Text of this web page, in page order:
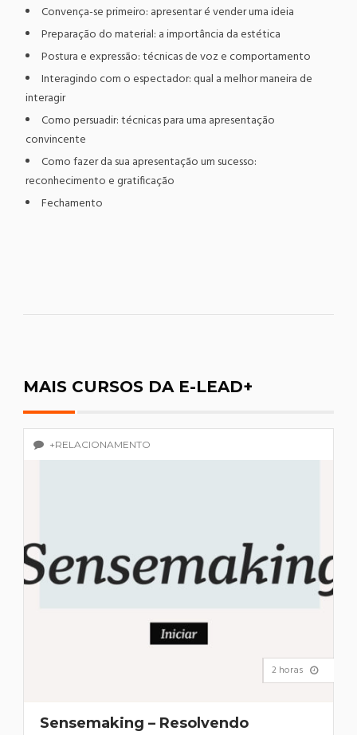
Convença-se primeiro: apresentar é vender uma ideia
Preparação do material: a importância da estética
Postura e expressão: técnicas de voz e comportamento
Interagindo com o espectador: qual a melhor maneira de
interagir
Como persuadir: técnicas para uma apresentação
convincente
Como fazer da sua apresentação um sucesso:
reconhecimento e gratificação
Fechamento
MAIS CURSOS DA E-LEAD+
+RELACIONAMENTO
2 horas
Sensemaking – Resolvendo